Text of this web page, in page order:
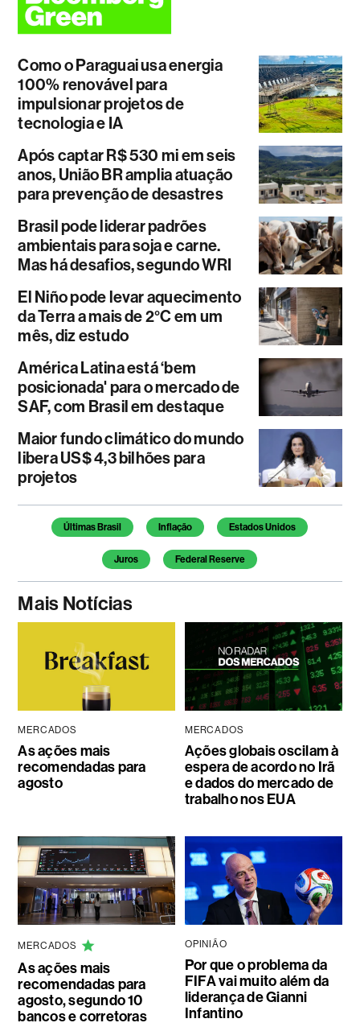
Como o Paraguai usa energia
100% renovável para
impulsionar projetos de
tecnologia e IA
Após captar R$ 530 mi em seis
anos, União BR amplia atuação
para prevenção de desastres
Brasil pode liderar padrões
ambientais para soja e carne.
Mas há desafios, segundo WRI
El Niño pode levar aquecimento
da Terra a mais de 2°C em um
mês, diz estudo
América Latina está ‘bem
posicionada' para o mercado de
SAF, com Brasil em destaque
Maior fundo climático do mundo
libera US$ 4,3 bilhões para
projetos
Temas deste artigo
Últimas Brasil Inflação Estados Unidos
Juros Federal Reserve
Mais Notícias
MERCADOS
As ações mais
recomendadas para
agosto
MERCADOS
Ações globais oscilam à
espera de acordo no Irã
e dados do mercado de
trabalho nos EUA
MERCADOS
As ações mais
recomendadas para
agosto, segundo 10
bancos e corretoras
OPINIÃO
Por que o problema da
FIFA vai muito além da
liderança de Gianni
Infantino